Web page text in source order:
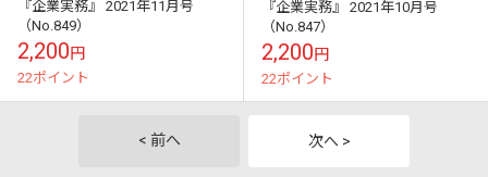
『企業実務』 2021年11月号
（No.849）
2,200円
22ポイント
『企業実務』 2021年10月号
（No.847）
2,200円
22ポイント
< 前へ 次へ >